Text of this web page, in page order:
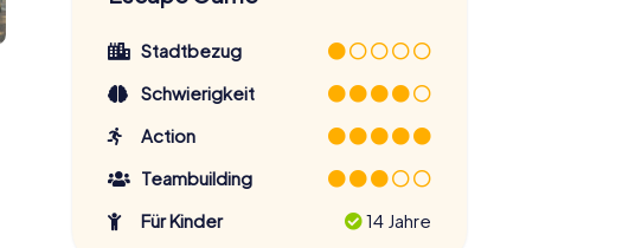
Stadtbezug
Schwierigkeit
Action
Teambuilding
Für Kinder
14 Jahre